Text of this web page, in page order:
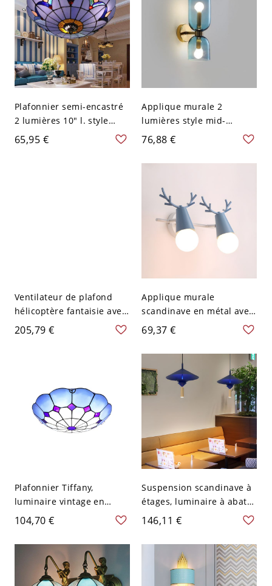
Plafonnier semi-encastré
2 lumières 10" l. style
baroque en laiton, motif
tulipe, avec vasque et
65,95 €
Applique murale 2
lumières style mid-
century, finition laiton
brossé avec abat-jour en
verre sablier pour salle de
120 V Bleu
76,88 €
Ventilateur de plafond
hélicoptère fantaisie avec
lumière, LED dimmable et
télécommande pour
Progressive
205,79 €
Applique murale
scandinave en métal avec
abat-jour réglable en
forme de bois de cerf
pour chambre ou salle de
bain - 110 V-120 V Bleu 2
69,37 €
Plafonnier Tiffany,
luminaire vintage en
vitrail avec base en métal
pour chambre et entrée -
110 V-120 V Bleu-Blanc
30,48 cm
104,70 €
Suspension scandinave à
étages, luminaire à abat-
jour superposé mat avec
accent doré pour salle à
manger - Bleu 110 V-120 V
146,11 €